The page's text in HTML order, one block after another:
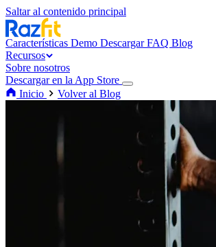
Saltar al contenido principal
Características Demo DescargarFAQ Blog
Recursos
Sobre nosotros
Descargar en la App Store
Inicio
Volver al Blog